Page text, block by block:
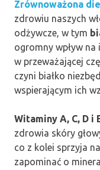
Zrównoważona
zdrowiu naszych
odżywcze, w tym
ogromny wpływ na
w przeważającej
czyni białko
wspierającym ich
Witaminy A, C, D i
zdrowia skóry
co z kolei sprzyja
zapominać o